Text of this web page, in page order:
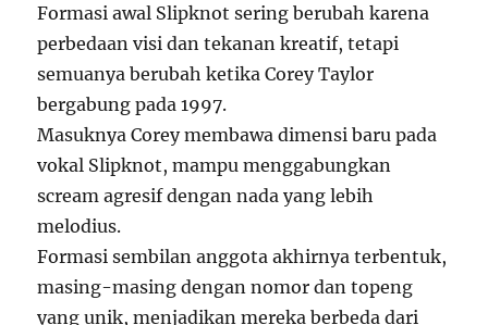
Formasi awal Slipknot sering berubah karena
perbedaan visi dan tekanan kreatif, tetapi
semuanya berubah ketika Corey Taylor
bergabung pada 1997.
Masuknya Corey membawa dimensi baru pada
vokal Slipknot, mampu menggabungkan
scream agresif dengan nada yang lebih
melodius.
Formasi sembilan anggota akhirnya terbentuk,
masing-masing dengan nomor dan topeng
yang unik, menjadikan mereka berbeda dari